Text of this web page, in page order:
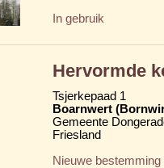
In gebruik
Hervormde
Tsjerkepaad 1
Boarnwert
Gemeente
Friesland
Nieuwe bestemming